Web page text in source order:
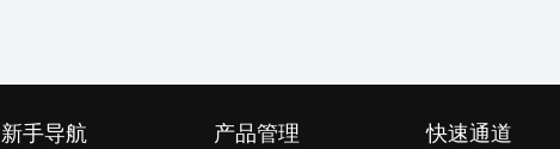
新手导航 产品管理 快速通道